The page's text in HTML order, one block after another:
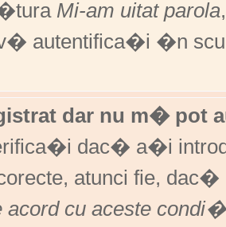
Mi-am uitat parola
autentifica�i �n
dar nu m� pot
dac� a�i
atunci fie,
acord cu aceste